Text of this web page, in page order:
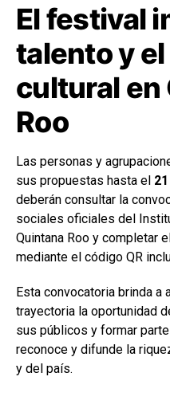
El festival
talento y
cultural en
Roo
Las personas y
sus propuestas hasta el
deberán consultar la
sociales oficiales del
Quintana Roo y completar
mediante el código QR
Esta convocatoria brinda
trayectoria la oportunidad
sus públicos y formar
reconoce y difunde la
y del país.